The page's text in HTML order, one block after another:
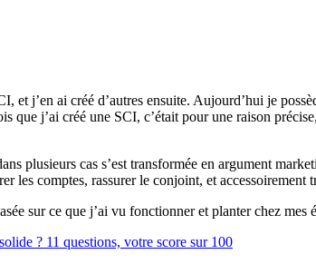
j’en ai créé d’autres ensuite. Aujourd’hui je
j’ai créé une SCI, c’était pour une raison
plusieurs cas s’est transformée en argument
les comptes, rassurer le conjoint, et accessoirement
sur ce que j’ai vu fonctionner et planter chez mes